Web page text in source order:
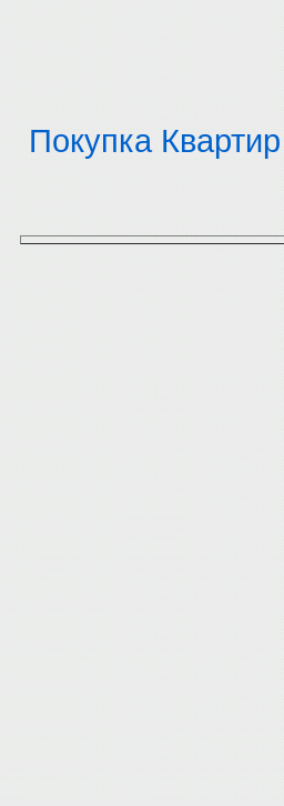
Покупка